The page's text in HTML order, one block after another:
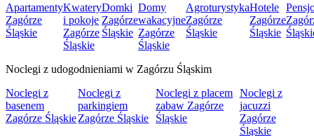
Apartamenty
Zagórze
Śląskie
Kwatery
i pokoje
Zagórze
Śląskie
Domki
Zagórze
Śląskie
Domy
wakacyjne
Zagórze
Śląskie
Agroturystyka
Zagórze
Śląskie
Hotele
Zagórze
Śląskie
Noclegi z udogodnieniami w Zagórzu Śląskim
Noclegi z
basenem
Zagórze Śląskie
Noclegi z
parkingiem
Zagórze Śląskie
Noclegi z placem
zabaw Zagórze
Śląskie
Noclegi z
jacuzzi
Zagórze
Śląskie